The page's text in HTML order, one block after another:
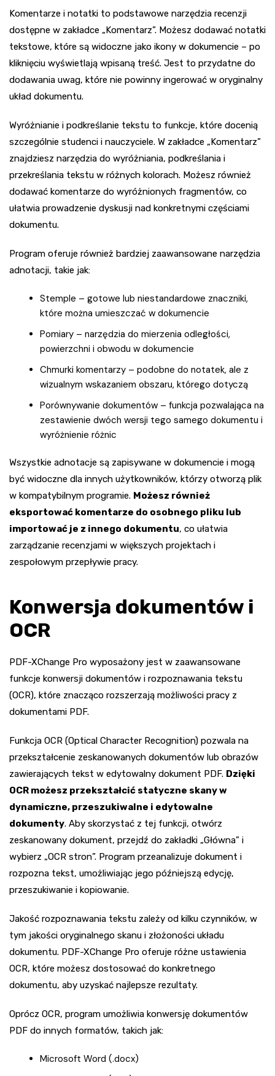
Komentarze i notatki to podstawowe narzędzia recenzji
dostępne w zakładce „Komentarz”. Możesz dodawać notatki
tekstowe, które są widoczne jako ikony w dokumencie – po
kliknięciu wyświetlają wpisaną treść. Jest to przydatne do
dodawania uwag, które nie powinny ingerować w oryginalny
układ dokumentu.
Wyróżnianie i podkreślanie tekstu to funkcje, które docenią
szczególnie studenci i nauczyciele. W zakładce „Komentarz”
znajdziesz narzędzia do wyróżniania, podkreślania i
przekreślania tekstu w różnych kolorach. Możesz również
dodawać komentarze do wyróżnionych fragmentów, co
ułatwia prowadzenie dyskusji nad konkretnymi częściami
dokumentu.
Program oferuje również bardziej zaawansowane narzędzia
adnotacji, takie jak:
Stemple – gotowe lub niestandardowe znaczniki,
które można umieszczać w dokumencie
Pomiary – narzędzia do mierzenia odległości,
powierzchni i obwodu w dokumencie
Chmurki komentarzy – podobne do notatek, ale z
wizualnym wskazaniem obszaru, którego dotyczą
Porównywanie dokumentów – funkcja pozwalająca na
zestawienie dwóch wersji tego samego dokumentu i
wyróżnienie różnic
Wszystkie adnotacje są zapisywane w dokumencie i mogą
być widoczne dla innych użytkowników, którzy otworzą plik
w kompatybilnym programie. Możesz również
eksportować komentarze do osobnego pliku lub
importować je z innego dokumentu, co ułatwia
zarządzanie recenzjami w większych projektach i
zespołowym przepływie pracy.
Konwersja dokumentów i
OCR
PDF-XChange Pro wyposażony jest w zaawansowane
funkcje konwersji dokumentów i rozpoznawania tekstu
(OCR), które znacząco rozszerzają możliwości pracy z
dokumentami PDF.
Funkcja OCR (Optical Character Recognition) pozwala na
przekształcenie zeskanowanych dokumentów lub obrazów
zawierających tekst w edytowalny dokument PDF. Dzięki
OCR możesz przekształcić statyczne skany w
dynamiczne, przeszukiwalne i edytowalne
dokumenty. Aby skorzystać z tej funkcji, otwórz
zeskanowany dokument, przejdź do zakładki „Główna” i
wybierz „OCR stron”. Program przeanalizuje dokument i
rozpozna tekst, umożliwiając jego późniejszą edycję,
przeszukiwanie i kopiowanie.
Jakość rozpoznawania tekstu zależy od kilku czynników, w
tym jakości oryginalnego skanu i złożoności układu
dokumentu. PDF-XChange Pro oferuje różne ustawienia
OCR, które możesz dostosować do konkretnego
dokumentu, aby uzyskać najlepsze rezultaty.
Oprócz OCR, program umożliwia konwersję dokumentów
PDF do innych formatów, takich jak:
Microsoft Word (.docx)